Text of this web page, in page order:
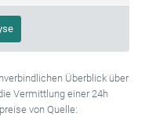
Überblick über
Vermittlung einer 24h
von Quelle: